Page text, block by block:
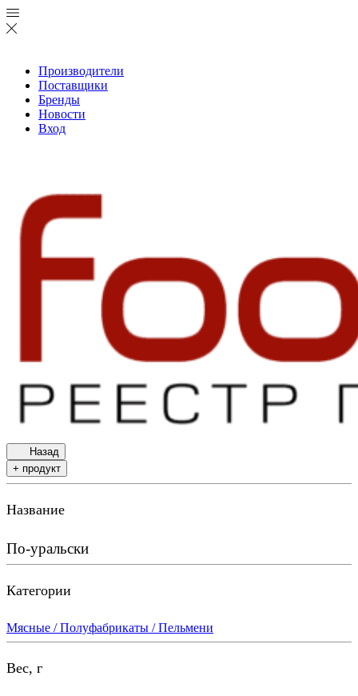
Производители
Поставщики
Бренды
Новости
Вход
Назад
+ продукт
Название
По-уральски
Категории
Мясные / Полуфабрикаты / Пельмени
Вес, г